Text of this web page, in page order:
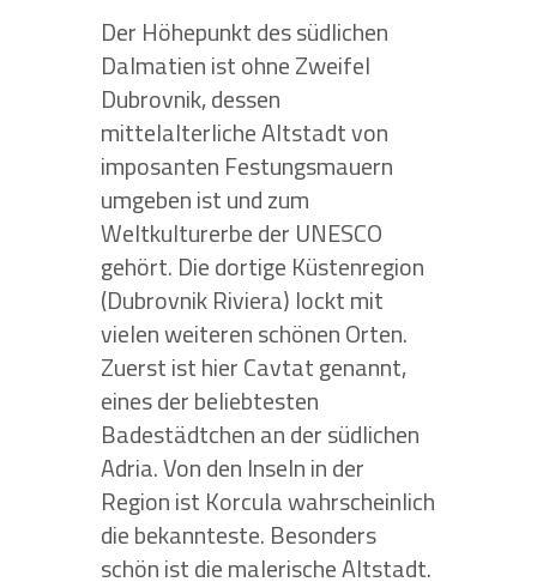
Der Höhepunkt des südlichen
Dalmatien ist ohne Zweifel
Dubrovnik, dessen
mittelalterliche Altstadt von
imposanten Festungsmauern
umgeben ist und zum
Weltkulturerbe der UNESCO
gehört. Die dortige Küstenregion
(Dubrovnik Riviera) lockt mit
vielen weiteren schönen Orten.
Zuerst ist hier Cavtat genannt,
eines der beliebtesten
Badestädtchen an der südlichen
Adria. Von den Inseln in der
Region ist Korcula wahrscheinlich
die bekannteste. Besonders
schön ist die malerische Altstadt.